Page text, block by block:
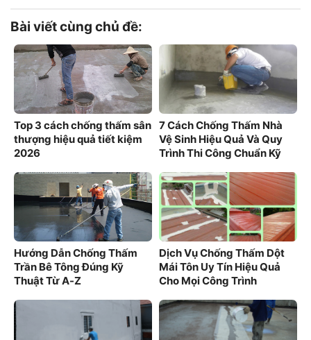
Bài viết cùng chủ đề:
Top 3 cách chống thấm sân
thượng hiệu quả tiết kiệm
2026
7 Cách Chống Thấm Nhà
Vệ Sinh Hiệu Quả Và Quy
Trình Thi Công Chuẩn Kỹ
Hướng Dẫn Chống Thấm
Trần Bê Tông Đúng Kỹ
Thuật Từ A-Z
Dịch Vụ Chống Thấm Dột
Mái Tôn Uy Tín Hiệu Quả
Cho Mọi Công Trình